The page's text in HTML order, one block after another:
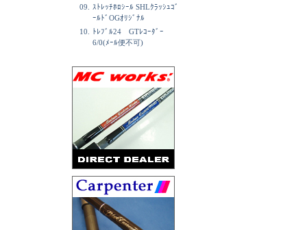
09.
ｽﾄﾚｯﾁﾎﾛｼｰﾙ SHLｸﾗｯｼｭｺﾞ
ｰﾙﾄﾞOGｵﾘｼﾞﾅﾙ
10.
ﾄﾚﾌﾞﾙ24 GTﾚｺｰﾀﾞｰ
6/0(ﾒｰﾙ便不可)